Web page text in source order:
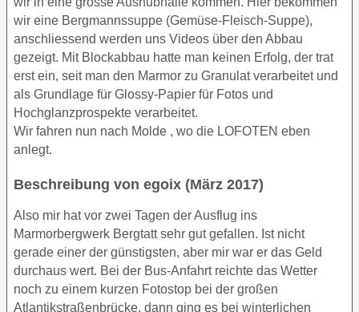
wir eine Bergmannssuppe (Gemüse-Fleisch-Suppe),
anschliessend werden uns Videos über den Abbau
gezeigt. Mit Blockabbau hatte man keinen Erfolg, der trat
erst ein, seit man den Marmor zu Granulat verarbeitet und
als Grundlage für Glossy-Papier für Fotos und
Hochglanzprospekte verarbeitet.
Wir fahren nun nach Molde , wo die LOFOTEN eben
anlegt.
Beschreibung von egoix (März 2017)
Also mir hat vor zwei Tagen der Ausflug ins
Marmorbergwerk Bergtatt sehr gut gefallen. Ist nicht
gerade einer der günstigsten, aber mir war er das Geld
durchaus wert. Bei der Bus-Anfahrt reichte das Wetter
noch zu einem kurzen Fotostop bei der großen
Atlantikstraßenbrücke, dann ging es bei winterlichen